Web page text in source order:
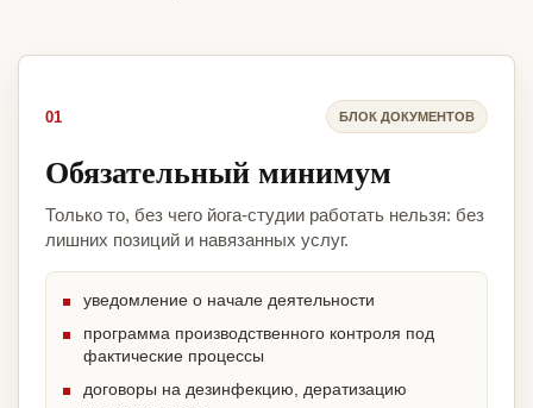
01 БЛОК ДОКУМЕНТОВ
Обязательный минимум
Только то, без чего йога-студии работать нельзя: без
лишних позиций и навязанных услуг.
уведомление о начале деятельности
программа производственного контроля под
фактические процессы
договоры на дезинфекцию, дератизацию